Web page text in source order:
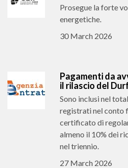
Prosegue la forte
energetiche.
30 March 2026
Pagamenti da
il rilascio del
Sono inclusi nel
registrati nel conto
certificato di
almeno il 10% dei
nel triennio.
27 March 2026